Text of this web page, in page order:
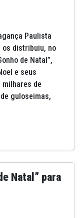
Paulista
os distribuiu, no
de Natal”,
e seus
de
guloseimas,
Natal” para